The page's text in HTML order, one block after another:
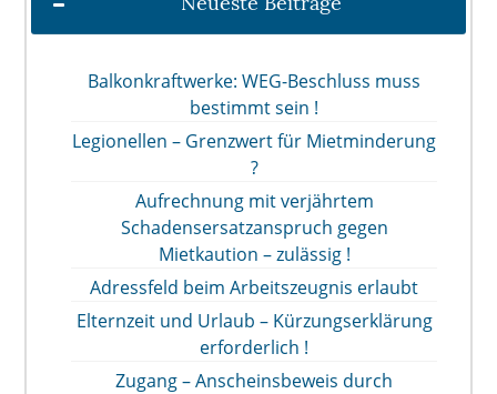
Balkonkraftwerke: WEG-Beschluss muss
bestimmt sein !
Legionellen – Grenzwert für Mietminderung
?
Aufrechnung mit verjährtem
Schadensersatzanspruch gegen
Mietkaution – zulässig !
Adressfeld beim Arbeitszeugnis erlaubt
Elternzeit und Urlaub – Kürzungserklärung
erforderlich !
Zugang – Anscheinsbeweis durch